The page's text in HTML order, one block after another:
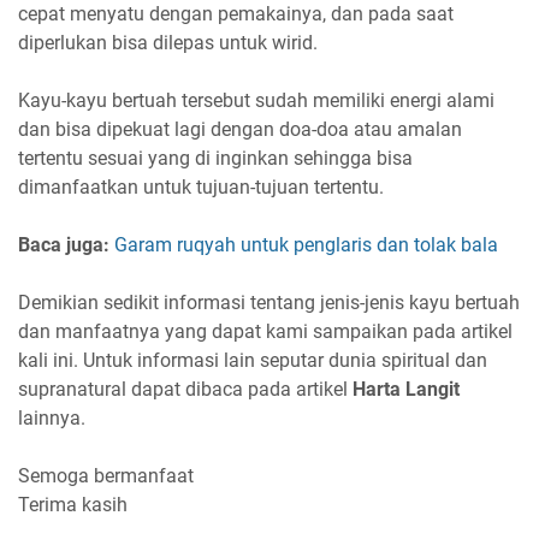
cepat menyatu dengan pemakainya, dan pada saat
diperlukan bisa dilepas untuk wirid.
Kayu-kayu bertuah tersebut sudah memiliki energi alami
dan bisa dipekuat lagi dengan doa-doa atau amalan
tertentu sesuai yang di inginkan sehingga bisa
dimanfaatkan untuk tujuan-tujuan tertentu.
Baca juga: Garam ruqyah untuk penglaris dan tolak bala
Demikian sedikit informasi tentang jenis-jenis kayu bertuah
dan manfaatnya yang dapat kami sampaikan pada artikel
kali ini. Untuk informasi lain seputar dunia spiritual dan
supranatural dapat dibaca pada artikel Harta Langit
lainnya.
Semoga bermanfaat
Terima kasih